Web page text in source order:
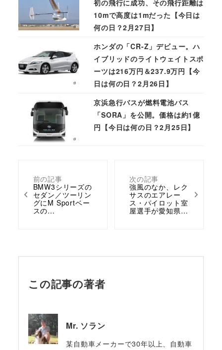
前の記事
BMW3シリーズの
セダン／ツーリン
グにM Sportベー
スの…
次の記事
強風のなか、レク
サスのエアレー
ス・パイロット室
屋選手が愛知県…
初の飛行に成功、その飛行距離は
10mで高度は1mだった【今日は
何の日？2月27日】
ホンダの「CR-Z」デビュー。ハ
イブリッドのライトウェイトスポ
ーツは216万円＆237.9万円【今
日は何の日？2月26日】
京浜急行バスが燃料電池バス
「SORA」を公開。価格は約1億
円【今日は何の日？2月25日】
この記事の著者
Mr. ソラン
某自動車メーカーで30年以上、自動車